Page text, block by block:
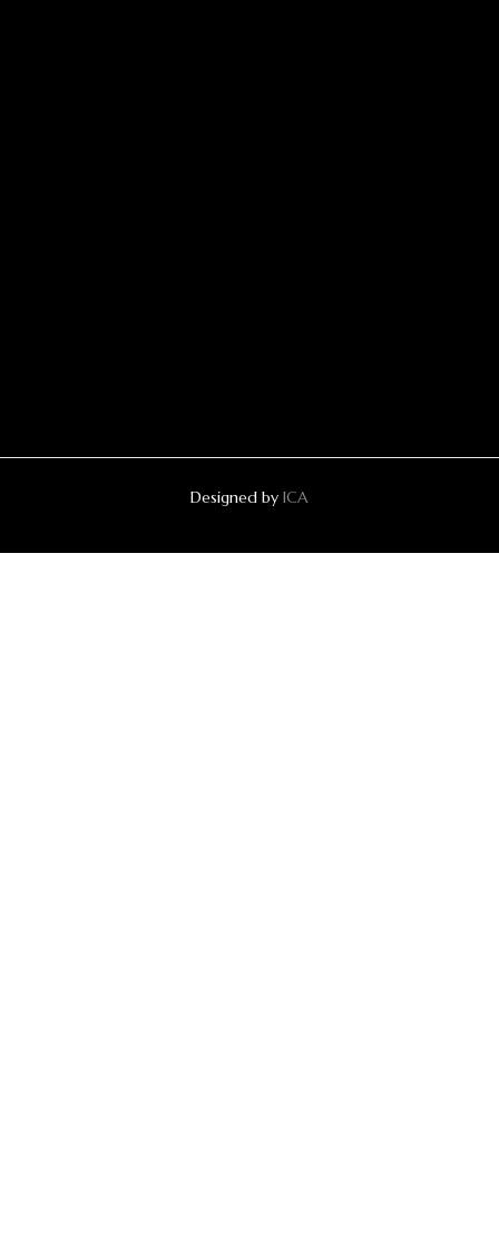
Designed by ICA